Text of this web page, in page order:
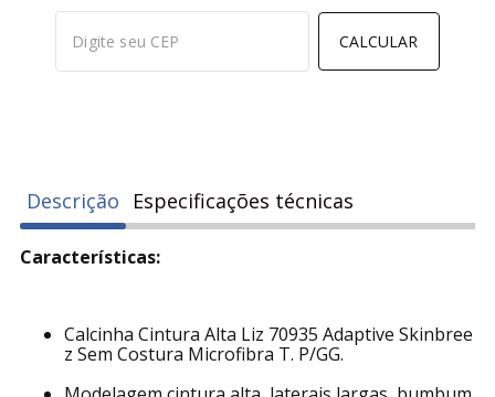
CALCULAR
Descrição Especificações técnicas
Características:
Calcinha Cintura Alta Liz 70935 Adaptive Skinbree
z Sem Costura Microfibra T. P/GG.